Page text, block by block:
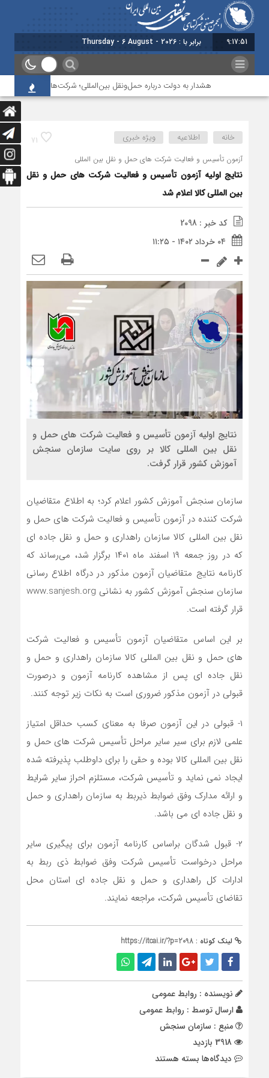
9:17:51 برابر با : Thursday - 6 August - 2026
هشدار به دولت درباره حمل‌ونقل بین‌المللی؛ شرکت‌ها زیر فشار
71 خانه اطلاعیه ویژه خبری
آزمون تأسیس و فعالیت شرکت های حمل و نقل بین المللی
نتایج اولیه آزمون تأسیس و فعالیت شرکت های حمل و نقل
بین المللی کالا اعلام شد
کد خبر : 2098
۰۴ خرداد ۱۴۰۲ - ۱۱:۲۵
نتایج اولیه آزمون تأسیس و فعالیت شرکت های حمل و
نقل بین المللی کالا بر روی سایت سازمان سنجش
آموزش کشور قرار گرفت.
سازمان سنجش آموزش کشور اعلام کرد؛ به اطلاع متقاضیان
شرکت کننده در آزمون تأسیس و فعالیت شرکت های حمل و
نقل بین المللی کالا سازمان راهداری و حمل و نقل جاده ای
که در روز جمعه ۱۹ اسفند ماه ۱۴۰۱ برگزار شد، می‌رساند که
کارنامه نتایج متقاضیان آزمون مذکور در درگاه اطلاع رسانی
سازمان ‌سنجش آموزش کشور به نشانی www.sanjesh.org
قرار گرفته است.
بر این اساس متقاضیان آزمون تأسیس و فعالیت شرکت
های حمل و نقل بین المللی کالا سازمان راهداری و حمل و
نقل جاده ای پس از مشاهده کارنامه آزمون و درصورت
قبولی در آزمون مذکور ضروری است به نکات زیر توجه کنند.
۱- قبولی در این آزمون صرفا به معنای کسب حداقل امتیاز
علمی لازم برای سیر سایر مراحل تأسیس شرکت های حمل و
نقل بین المللی کالا بوده و حقی را برای داوطلب پذیرفته شده
ایجاد نمی نماید و تأسیس شرکت، مستلزم احراز سایر شرایط
و ارائه مدارک وفق ضوابط ذیربط به سازمان راهداری و حمل
و نقل جاده ای می باشد.
۲- قبول شدگان براساس کارنامه آزمون برای پیگیری سایر
مراحل درخواست تأسیس شرکت وفق ضوابط ذی ربط به
ادارات کل راهداری و حمل و نقل جاده ای استان محل
تقاضای تأسیس شرکت، مراجعه نمایند.
لینک کوتاه : https://itcai.ir/?p=2098
نویسنده : روابط عمومی
ارسال توسط : روابط عمومی
منبع : سازمان سنجش
دیدگاه‌ها برای
بسته هستند